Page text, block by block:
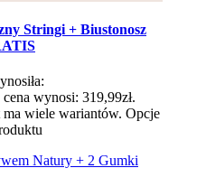
Stringi + Biustonosz
wynosi: 319,99zł.
ma wiele wariantów. Opcje